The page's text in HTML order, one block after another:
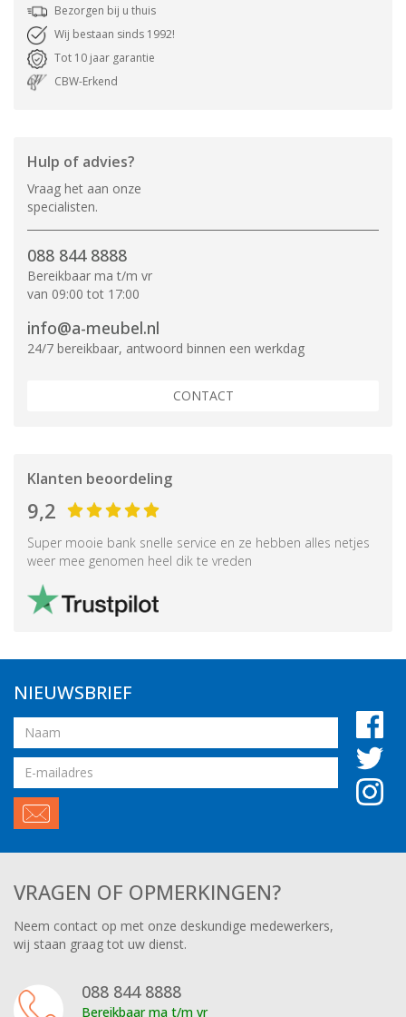
Bezorgen bij u thuis
Wij bestaan sinds 1992!
Tot 10 jaar garantie
CBW-Erkend
Hulp of advies?
Vraag het aan onze
specialisten.
088 844 8888
Bereikbaar ma t/m vr
van 09:00 tot 17:00
info@a-meubel.nl
24/7 bereikbaar, antwoord binnen een werkdag
CONTACT
Klanten beoordeling
9,2
Super mooie bank snelle service en ze hebben alles netjes
weer mee genomen heel dik te vreden
NIEUWSBRIEF
Naam
Email
adres
VRAGEN OF OPMERKINGEN?
Neem contact op met onze deskundige medewerkers,
wij staan graag tot uw dienst.
088 844 8888
Bereikbaar ma t/m vr